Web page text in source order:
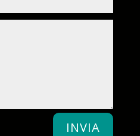
INVIA